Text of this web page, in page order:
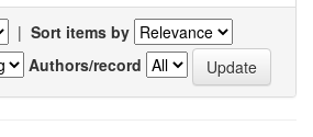
| Sort items by
Authors/record